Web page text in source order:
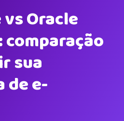
Oracle
comparação
sua
de e-